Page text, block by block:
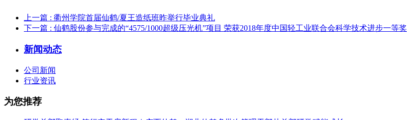
上一篇 : 衢州学院首届仙鹤/夏王造纸班昨举行毕业典礼
下一篇 : 仙鹤股份参与完成的“4575/1000超级压光机”项目 荣获2018年度中国轻工业联合会科学技术进步一等奖
新闻动态
公司新闻
行业资讯
为您推荐